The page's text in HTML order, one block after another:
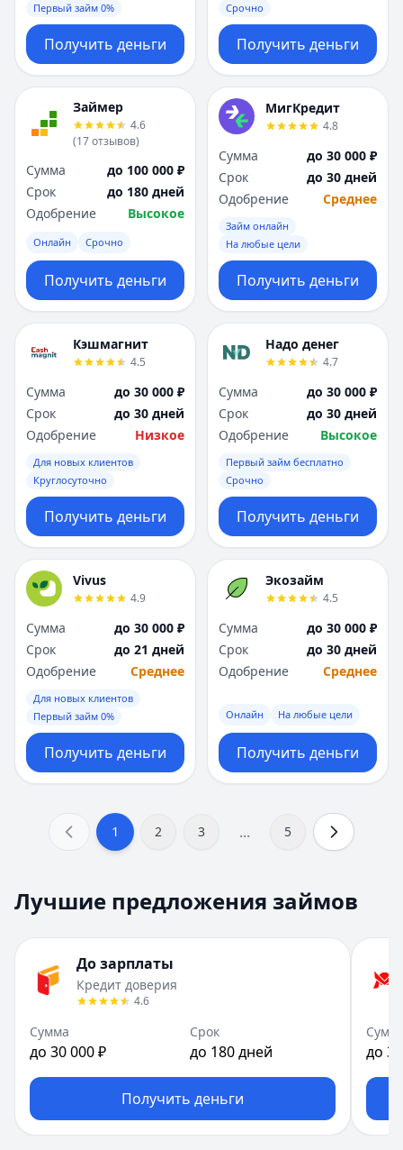
Первый займ 0%
Получить деньги
Срочно
Получить деньги
Займер
4.6
(17отзывов)
Сумма
до 100 000 ₽
Срок
до 180 дней
Одобрение
Высокое
Онлайн Срочно
Получить деньги
МигКредит
4.8
Сумма
до 30 000 ₽
Срок
до 30 дней
Одобрение
Среднее
Займ онлайн
На любые цели
Получить деньги
Кэшмагнит
4.5
Сумма
до 30 000 ₽
Срок
до 30 дней
Одобрение
Низкое
Для новых клиентов
Круглосуточно
Получить деньги
Надо денег
4.7
Сумма
до 30 000 ₽
Срок
до 30 дней
Одобрение
Высокое
Первый займ бесплатно
Срочно
Получить деньги
Vivus
4.9
Сумма
до 30 000 ₽
Срок
до 21 дней
Одобрение
Среднее
Для новых клиентов
Первый займ 0%
Получить деньги
Экозайм
4.5
Сумма
до 30 000 ₽
Срок
до 30 дней
Одобрение
Среднее
Онлайн На любые цели
Получить деньги
1 2 3 ... 5
Лучшие предложения займов
До зарплаты
Кредит доверия
4.6
Сумма
до 30 000 ₽
Срок
до 180 дней
Получить деньги
до